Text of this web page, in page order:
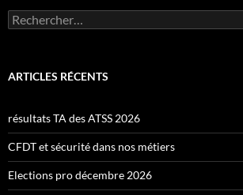
Rechercher :
ARTICLES RÉCENTS
résultats TA des ATSS 2026
CFDT et sécurité dans nos métiers
Elections pro décembre 2026